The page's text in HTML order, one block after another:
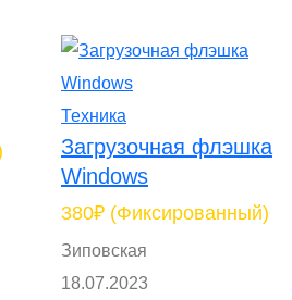
Техника
Загрузочная флэшка
Windows
380₽ (Фиксированный)
Зиповская
18.07.2023